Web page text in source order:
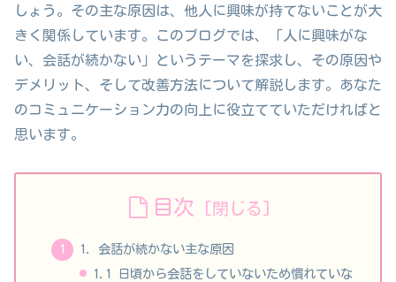
しょう。その主な原因は、他人に興味が持てないことが大
きく関係しています。このブログでは、「人に興味がな
い、会話が続かない」というテーマを探求し、その原因や
デメリット、そして改善方法について解説します。あなた
のコミュニケーション力の向上に役立てていただければと
思います。
目次
1. 会話が続かない主な原因
1.1 日頃から会話をしていないため慣れていな